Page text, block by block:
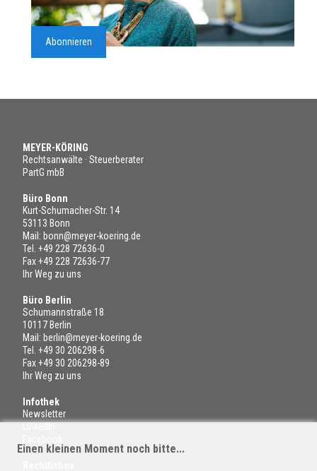
Abonnieren
MEYER-KÖRING
Rechtsanwälte · Steuerberater
PartG mbB
Büro Bonn
Kurt-Schumacher-Str. 14
53113 Bonn
Mail: bonn@meyer-koering.de
Tel. +49 228 72636-0
Fax +49 228 72636-77
Ihr Weg zu uns
Büro Berlin
Schumannstraße 18
10117 Berlin
Mail: berlin@meyer-koering.de
Tel. +49 30 206298-6
Fax +49 30 206298-89
Ihr Weg zu uns
Infothek
Newsletter
Einen kleinen Moment noch bitte...